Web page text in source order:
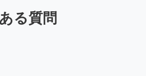
る質問